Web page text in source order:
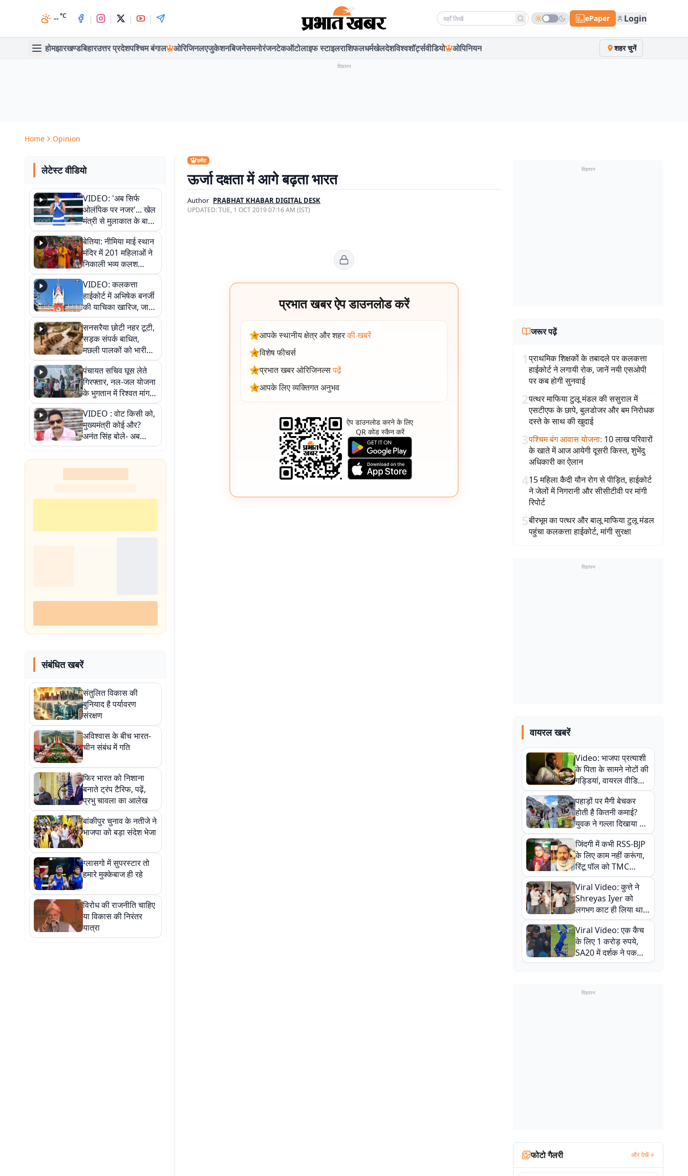
--°C | | | | Search news ePaper Login
होमझारखण्डबिहारउत्तर प्रदेशपश्चिम बंगाल ओरिजिनलएजुकेशनबिजनेसमनोरंजनटेकऑटोलाइफ स्टाइलराशिफलधर्मखेलदेशविश्वशॉर्ट्सवीडियो ओपिनियन शहर चुनें
विज्ञापन
Home Opinion
लेटेस्ट वीडियो
VIDEO: 'अब सिर्फ
ओलंपिक पर नजर'... खेल
मंत्री से मुलाकात के बाद
जैसमीन लंबोरिया का बड़ा
बयान
बेतिया: नीमिया माई स्थान
मंदिर में 201 महिलाओं ने
निकाली भव्य कलश
शोभायात्रा, शिवलिंग
प्राण-प्रतिष्ठा महोत्सव
शुरू
VIDEO: कलकत्ता
हाईकोर्ट में अभिषेक बनर्जी
की याचिका खारिज, जानें
क्या है पूरा मामला
सनसरैया छोटी नहर टूटी,
सड़क संपर्क बाधित,
मछली पालकों को भारी
नुकसान
पंचायत सचिव घूस लेते
गिरफ्तार, नल-जल योजना
के भुगतान में रिश्वत मांगना
पड़ा भारी
VIDEO : वोट किसी को,
मुख्यमंत्री कोई और?
अनंत सिंह बोले- अब
जनता हर चुनाव में देगी
जवाब
संबंधित खबरें
संतुलित विकास की
बुनियाद है पर्यावरण
संरक्षण
अविश्वास के बीच भारत-
चीन संबंध में गति
फिर भारत को निशाना
बनाते ट्रंप टैरिफ, पढ़ें,
प्रभु चावला का आलेख
बांकीपुर चुनाव के नतीजे ने
भाजपा को बड़ा संदेश भेजा
ग्लासगो में सुपरस्टार तो
हमारे मुक्केबाज ही रहे
विरोध की राजनीति चाहिए
या विकास की निरंतर
यात्रा
एलीट
ऊर्जा दक्षता में आगे बढ़ता भारत
Author PRABHAT KHABAR DIGITAL DESK
UPDATED:TUE, 1 OCT 2019 07:16 AM (IST)
प्रभात खबर ऐप डाउनलोड करें
आपके स्थानीय क्षेत्र और शहरकी खबरें
विशेष फीचर्स
प्रभात खबर ओरिजिनल्सपढ़ें
आपके लिए व्यक्तिगत अनुभव
ऐप डाउनलोड करने के लिए
QR कोड स्कैन करें
विज्ञापन
जरूर पढ़ें
1प्राथमिक शिक्षकों के तबादले पर कलकत्ता
हाईकोर्ट ने लगायी रोक, जानें नयी एसओपी
पर कब होगी सुनवाई
2पत्थर माफिया टुलू मंडल की ससुराल में
एसटीएफ के छापे, बुलडोजर और बम निरोधक
दस्ते के साथ की खुदाई
3पश्चिम बंग आवास योजना: 10 लाख परिवारों
के खाते में आज आयेगी दूसरी किस्त, शुभेंदु
अधिकारी का ऐलान
415 महिला कैदी यौन रोग से पीड़ित, हाईकोर्ट
ने जेलों में निगरानी और सीसीटीवी पर मांगी
रिपोर्ट
5बीरभूम का पत्थर और बालू माफिया टुलू मंडल
पहुंचा कलकत्ता हाईकोर्ट, मांगी सुरक्षा
विज्ञापन
वायरल खबरें
Video: भाजपा प्रत्याशी
के पिता के सामने नोटों की
गड्डियां, वायरल वीडियो
से राजनीति में उबाल,
अजित महतो बोले- TMC
की गंदी चाल
पहाड़ों पर मैगी बेचकर
होती है कितनी कमाई?
युवक ने गल्ला दिखाया तो
नौकरी वालों के खड़े हो गए
कान
जिंदगी में कभी RSS-BJP
के लिए काम नहीं करूंगा,
रिंटू पॉल को TMC
ऑफिस में ले जाकर पीटा,
Video वायरल
Viral Video: कुत्ते ने
Shreyas Iyer को
लगभग काट ही लिया था,
न्यूजीलैंड सीरीज से पहले
बाल-बाल बचे
Viral Video: एक कैच
के लिए 1 करोड़ रुपये,
SA20 में दर्शक ने पकड़ा
एक हाथ से गजब का कैच
विज्ञापन
फोटो गैलरी और देखें